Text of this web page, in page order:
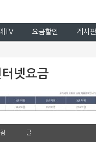
TV 요금할인 게시
넷요금
글